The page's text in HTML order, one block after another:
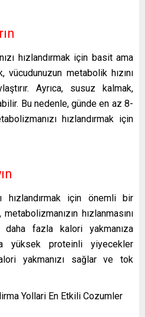
hızlandırmak için basit ama
metabolik hızını
Ayrıca, susuz kalmak,
Bu nedenle, günde en az 8-
hızlandırmak için
hızlandırmak için önemli bir
hızlanmasını
fazla kalori yakmanıza
yüksek proteinli yiyecekler
yakmanızı sağlar ve tok